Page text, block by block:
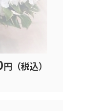
円（税込）